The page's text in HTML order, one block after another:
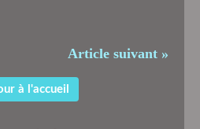
Article suivant »
à l'accueil